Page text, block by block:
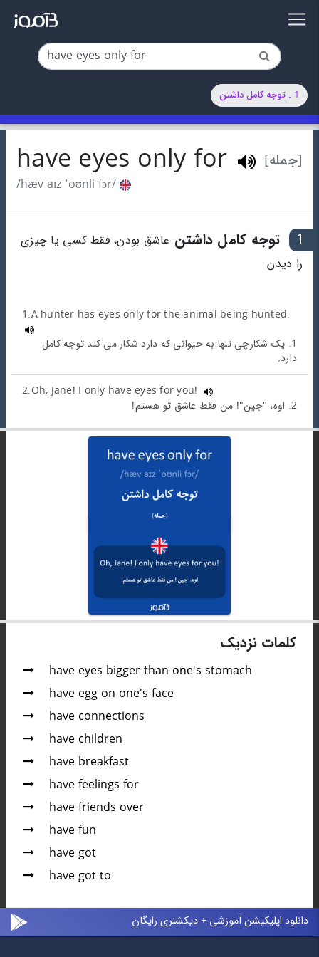
1 . توجه کامل داشتن
[جمله] have eyes only for
/hæv aɪz ˈoʊnli fɔr/
1 توجه کامل داشتن عاشق بودن، فقط کسی یا چیزی
را دیدن
1.A hunter has eyes only for the animal being hunted.
1. یک شکارچی تنها به حیوانی که دارد شکار می کند توجه کامل
دارد.
2.Oh, Jane! I only have eyes for you!
2. اوه، "جین"! من فقط عاشق تو هستم!
کلمات نزدیک
have eyes bigger than one's stomach
have egg on one's face
have connections
have children
have breakfast
have feelings for
have friends over
have fun
have got
have got to
دانلود اپلیکیشن آموزشی + دیکشنری رایگان